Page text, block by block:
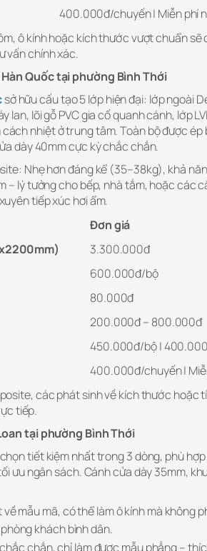
400.000đ/chuyến | Miễn phí
ô kính hoặc kích thước vượt chuẩn sẽ
vấn chính xác.
Quốc tại phường Bình Thới
sở hữu cấu tạo 5 lớp hiện đại: lớp ngoài
lan, lõi gỗ PVC gia cố quanh cánh, lớp
nhiệt ở trung tâm. Toàn bộ được ép
dày 40mm cực kỳ chắc chắn.
Nhẹ hơn đáng kể (35–38kg), khả
– lý tưởng cho bếp, nhà tắm, hoặc các
tiếp xúc hơi ẩm.
Đơn giá
3.300.000đ
600.000đ/bộ
80.000đ
200.000đ – 800.000đ
450.000đ/bộ |
400.000đ/chuyến |
các phát sinh về kích thước hoặc
tiếp.
tại phường Bình Thới
tiết kiệm nhất trong 3 dòng, phù
ưu ngân sách. Cánh cửa dày 35mm,
mẫu mã, có thể làm ô kính mà không
khách bình dân.
chắn, chỉ làm được mẫu phẳng –